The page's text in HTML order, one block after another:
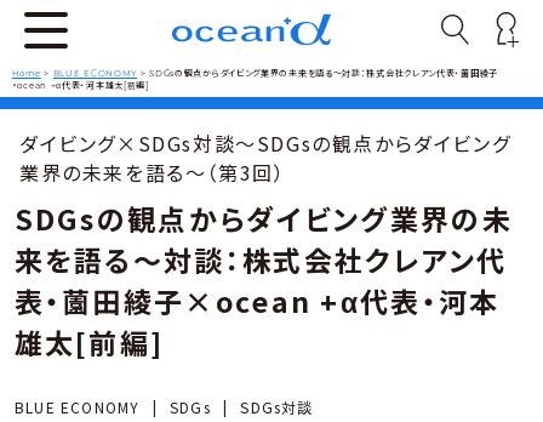
Home > BLUE ECONOMY >SDGsの観点からダイビング業界の未来を語る〜対談：株式会社クレアン代表・薗田綾子
×ocean +α代表・河本雄太[前編]
ダイビング×SDGs対談〜SDGsの観点からダイビング
業界の未来を語る〜（第3回）
SDGsの観点からダイビング業界の未
来を語る〜対談：株式会社クレアン代
表・薗田綾子×ocean +α代表・河本
雄太[前編]
BLUE ECONOMY | SDGs | SDGs対談